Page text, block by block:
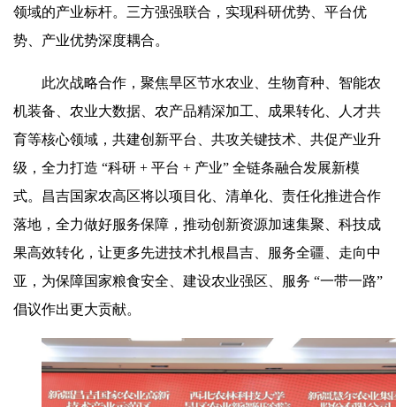
领域的产业标杆。三方强强联合，实现科研优势、平台优
势、产业优势深度耦合。
此次战略合作，聚焦旱区节水农业、生物育种、智能农
机装备、农业大数据、农产品精深加工、成果转化、人才共
育等核心领域，共建创新平台、共攻关键技术、共促产业升
级，全力打造 “科研 + 平台 + 产业” 全链条融合发展新模
式。昌吉国家农高区将以项目化、清单化、责任化推进合作
落地，全力做好服务保障，推动创新资源加速集聚、科技成
果高效转化，让更多先进技术扎根昌吉、服务全疆、走向中
亚，为保障国家粮食安全、建设农业强区、服务 “一带一路”
倡议作出更大贡献。